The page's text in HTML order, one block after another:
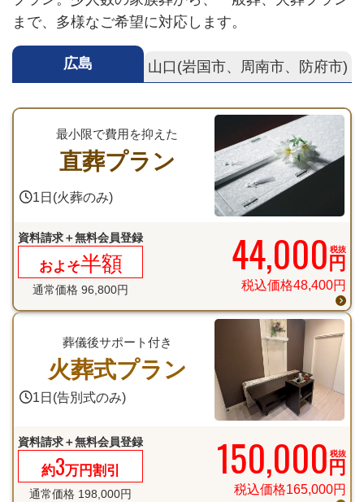
まで、多様なご希望に対応します。
広島 山口(岩国市、周南市、防府市)
葬儀後サポート付き
火葬式プラン
1日(告別式のみ)
資料請求＋無料会員登録
約3万円割引
通常価格 198,000円
150,000 円
税抜
税込価格165,000円
最小限で費用を抑えた
直葬プラン
1日(火葬のみ)
資料請求＋無料会員登録
およそ半額
通常価格 96,800円
44,000 円
税抜
税込価格48,400円